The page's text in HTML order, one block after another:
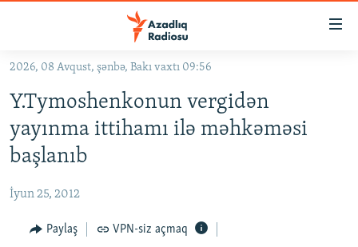
Əsas
qayıt
Əsas
naviqasiyaya
qayıt
Axtarışa
keç
#İZAHLA
KORRUPSIOMETR
#ƏSLINDƏ
FƏRQƏ BAX
QANUNI DOĞRU
2026, 08 Avqust, şənbə, Bakı vaxtı 09:56
Y.Tymoshenkonun vergidən
yayınma ittihamı ilə məhkəməsi
başlanıb
İyun 25, 2012
Paylaş VPN-siz açmaq